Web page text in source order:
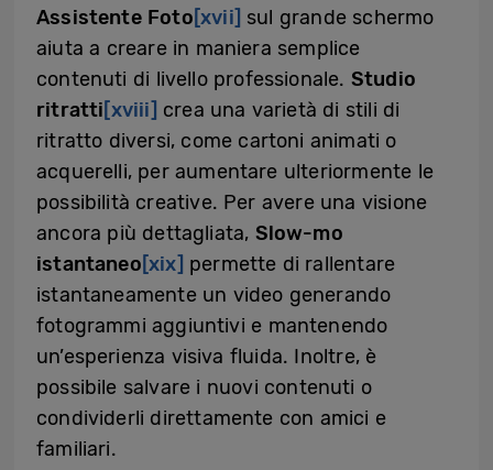
Assistente Foto[xvii] sul grande schermo
aiuta a creare in maniera semplice
contenuti di livello professionale. Studio
ritratti[xviii] crea una varietà di stili di
ritratto diversi, come cartoni animati o
acquerelli, per aumentare ulteriormente le
possibilità creative. Per avere una visione
ancora più dettagliata, Slow-mo
istantaneo[xix] permette di rallentare
istantaneamente un video generando
fotogrammi aggiuntivi e mantenendo
un’esperienza visiva fluida. Inoltre, è
possibile salvare i nuovi contenuti o
condividerli direttamente con amici e
familiari.